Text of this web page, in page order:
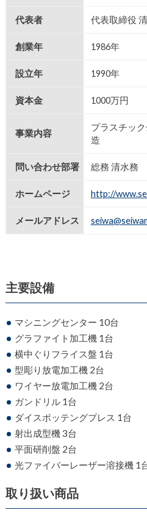
代表者 代表取締役
創業年 1986年
設立年 1990年
資本金 1000万円
事業内容
プラスチッ
造
問い合わせ部署 総務 清水務
ホームページ http://
メールアドレス
主要設備
マシニングセンター 10台
グラファイト加工機 1台
横中ぐりフライス盤 1台
型彫り放電加工機 2台
ワイヤー放電加工機 2台
ガンドリル 1台
ダイスポッテングプレス 1台
射出成型機 3台
平面研削盤 2台
光ファイバーレーザー溶接機 1
取り扱い商品